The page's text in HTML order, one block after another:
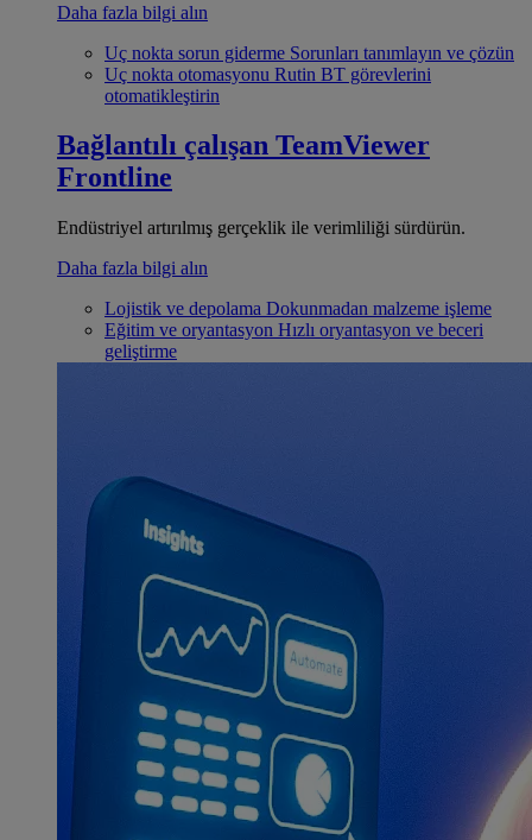
Daha fazla bilgi alın
Uç nokta sorun giderme Sorunları tanımlayın ve çözün
Uç nokta otomasyonu Rutin BT görevlerini
otomatikleştirin
Bağlantılı çalışan TeamViewer
Frontline
Endüstriyel artırılmış gerçeklik ile verimliliği sürdürün.
Daha fazla bilgi alın
Lojistik ve depolama Dokunmadan malzeme işleme
Eğitim ve oryantasyon Hızlı oryantasyon ve beceri
geliştirme